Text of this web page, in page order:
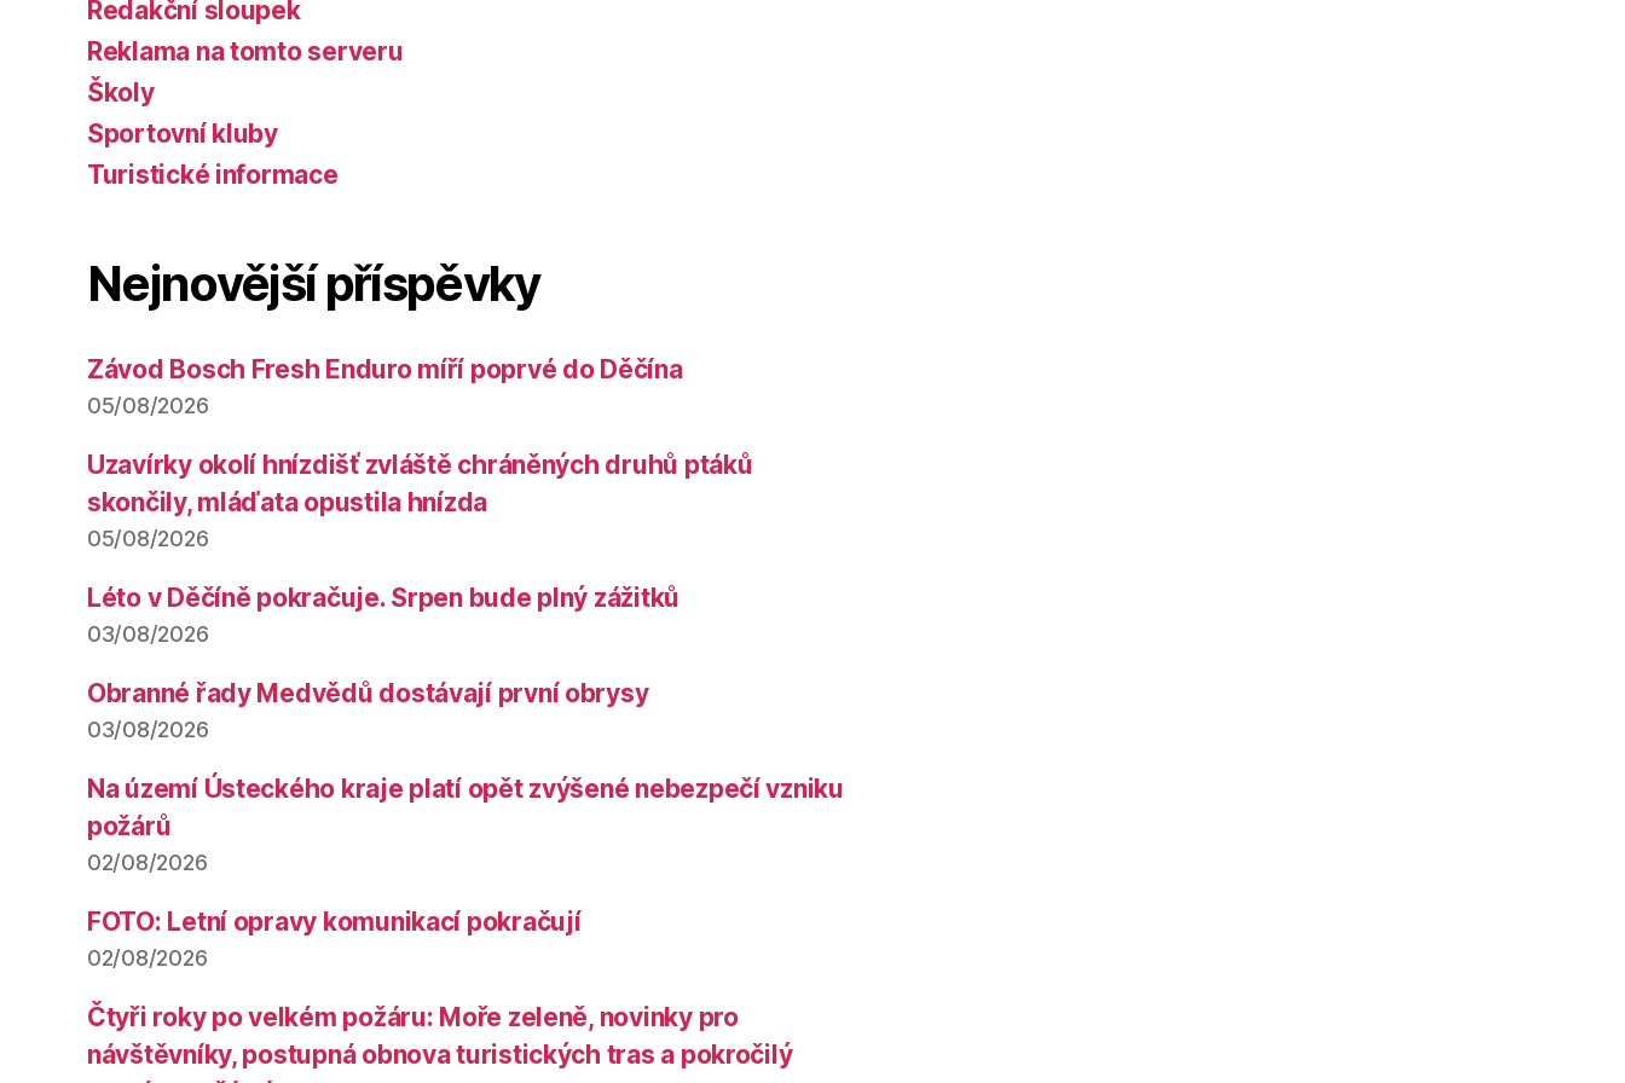
Redakční sloupek
Reklama na tomto serveru
Školy
Sportovní kluby
Turistické informace
Nejnovější příspěvky
Závod Bosch Fresh Enduro míří poprvé do Děčína
05/08/2026
Uzavírky okolí hnízdišť zvláště chráněných druhů ptáků
skončily, mláďata opustila hnízda
05/08/2026
Léto v Děčíně pokračuje. Srpen bude plný zážitků
03/08/2026
Obranné řady Medvědů dostávají první obrysy
03/08/2026
Na území Ústeckého kraje platí opět zvýšené nebezpečí vzniku
požárů
02/08/2026
FOTO: Letní opravy komunikací pokračují
02/08/2026
Čtyři roky po velkém požáru: Moře zeleně, novinky pro
návštěvníky, postupná obnova turistických tras a pokročilý